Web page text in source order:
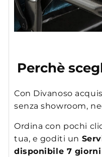
Perchè
Con Divanoso
senza showroom,
Ordina con pochi
tua, e goditi un
disponibile 7 giorni